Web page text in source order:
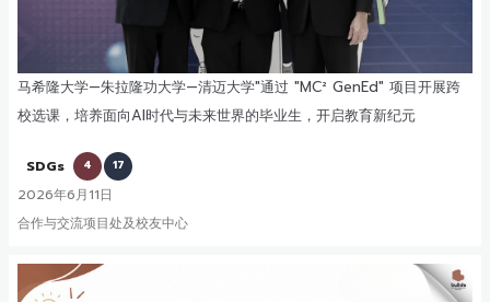
马希隆大学—朱拉隆功大学—清迈大学"通过 "MC² GenEd" 项目开展跨
校选课，培养面向AI时代与未来世界的毕业生，开启教育新纪元
SDGs 4 17
2026年6月11日
合作与交流项目处及校友中心